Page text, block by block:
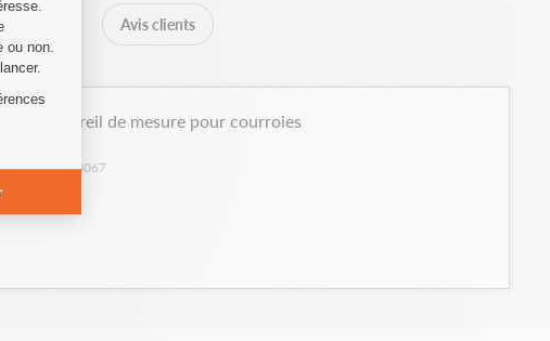
Livraison Avis clients
Appareil de mesure pour courroies
Réf : 28067